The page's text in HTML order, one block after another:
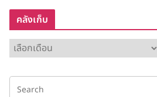
คลังเก็บ
ลั
ง